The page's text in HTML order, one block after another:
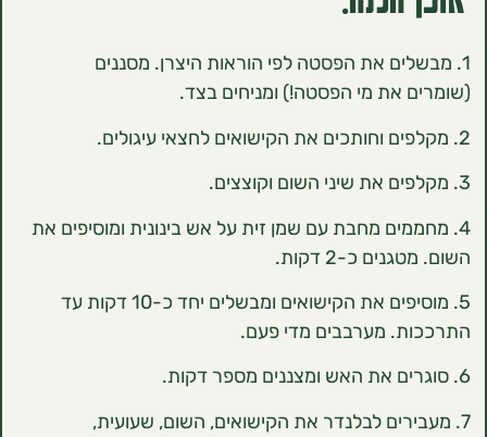
את הפסטה לפי הוראות היצרן. מסננים
את מי הפסטה!) ומניחים בצד.
מחבת עם שמן זית על אש בינונית ומוסיפים את
כ-2 דקות.
5. ‏מוסיפים את הקישואים ומבשלים יחד כ-10 דקות עד
מערבבים מדי פעם.
לבלנדר את הקישואים, השום, שעועית,